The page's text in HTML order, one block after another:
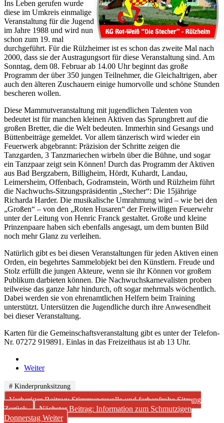
Ins Leben gerufen wurde
diese im Umkreis einmalige
Veranstaltung für die Jugend
im Jahre 1988 und wird nun
schon zum 19. mal
durchgeführt. Für die Rülzheimer ist es schon das zweite Mal nach
2000, dass sie der Austragungsort für diese Veranstaltung sind. Am
Sonntag, dem 08. Februar ab 14.00 Uhr beginnt das große
Programm der über 350 jungen Teilnehmer, die Gleichaltrigen, aber
auch den älteren Zuschauern einige humorvolle und schöne Stunden
bescheren wollen.
Diese Mammutveranstaltung mit jugendlichen Talenten von
bedeutet ist für manchen kleinen Aktiven das Sprungbrett auf die
großen Bretter, die die Welt bedeuten. Immerhin sind Gesangs und
Büttenbeiträge gemeldet. Vor allem tänzerisch wird wieder ein
Feuerwerk abgebrannt: Präzision der Schritte zeigen die
Tanzgarden, 3 Tanzmariechen wirbeln über die Bühne, und sogar
ein Tanzpaar zeigt sein Können! Durch das Programm der Aktiven
aus Bad Bergzabern, Billigheim, Hördt, Kuhardt, Landau,
Leimersheim, Offenbach, Godramstein, Wörth und Rülzheim führt
die Nachwuchs-Sitzungspräsidentin „Stecher“: Die 15jährige
Richarda Harder. Die musikalische Umrahmung wird – wie bei den
„Großen“ – von den „Roten Husaren“ der Freiwilligen Feuerwehr
unter der Leitung von Henric Franck gestaltet. Große und kleine
Prinzenpaare haben sich ebenfalls angesagt, um dem bunten Bild
noch mehr Glanz zu verleihen.
Natürlich gibt es bei diesen Veranstaltungen für jeden Aktiven einen
Orden, ein begehrtes Sammelobjekt bei den Künstlern. Freude und
Stolz erfüllt die jungen Akteure, wenn sie ihr Können vor großem
Publikum darbieten können. Die Nachwuchskarnevalisten proben
teilweise das ganze Jahr hindurch, oft sogar mehrmals wöchentlich.
Dabei werden sie von ehrenamtlichen Helfern beim Training
unterstützt. Untersützen die Jugendliche durch ihre Anwesendheit
bei dieser Veranstaltung.
Karten für die Gemeinschaftsveranstaltung gibt es unter der Telefon-
Nr. 07272 919891. Einlas in das Freizeithaus ist ab 13 Uhr.
Weiter
# Kinderprunksitzung
Vorheriger Beitrag: Stimmungsvolle und farbenfrohe Sitzung
Zurück
Nächster Beitrag: Information zum Schmutzigen
Donnerstag Weiter